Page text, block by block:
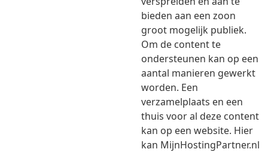
bieden aan een zoon
groot mogelijk publiek.
Om de content te
ondersteunen kan op een
aantal manieren gewerkt
worden. Een
verzamelplaats en een
thuis voor al deze content
kan op een website. Hier
kan MijnHostingPartner.nl